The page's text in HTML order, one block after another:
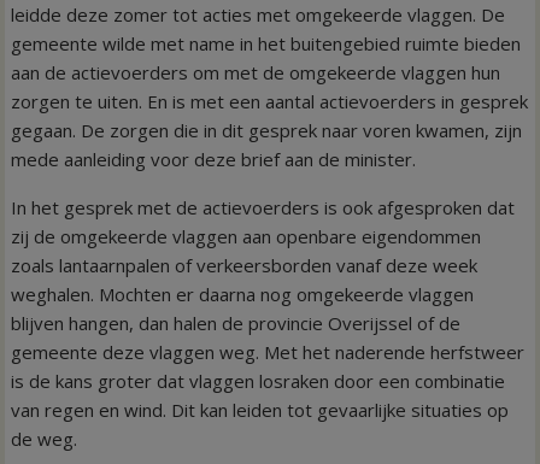
leidde deze zomer tot acties met omgekeerde vlaggen. De
gemeente wilde met name in het buitengebied ruimte bieden
aan de actievoerders om met de omgekeerde vlaggen hun
zorgen te uiten. En is met een aantal actievoerders in gesprek
gegaan. De zorgen die in dit gesprek naar voren kwamen, zijn
mede aanleiding voor deze brief aan de minister.
In het gesprek met de actievoerders is ook afgesproken dat
zij de omgekeerde vlaggen aan openbare eigendommen
zoals lantaarnpalen of verkeersborden vanaf deze week
weghalen. Mochten er daarna nog omgekeerde vlaggen
blijven hangen, dan halen de provincie Overijssel of de
gemeente deze vlaggen weg. Met het naderende herfstweer
is de kans groter dat vlaggen losraken door een combinatie
van regen en wind. Dit kan leiden tot gevaarlijke situaties op
de weg.